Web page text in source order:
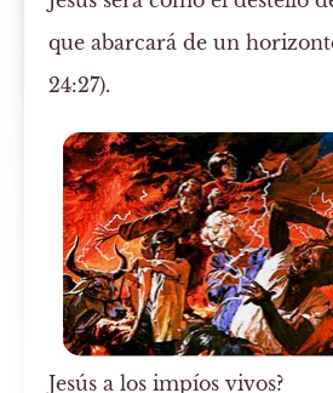
que abarcará de un
24:27).
Jesús a los impíos vivos?